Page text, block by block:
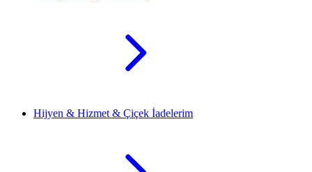
Hijyen & Hizmet & Çiçek İadelerim